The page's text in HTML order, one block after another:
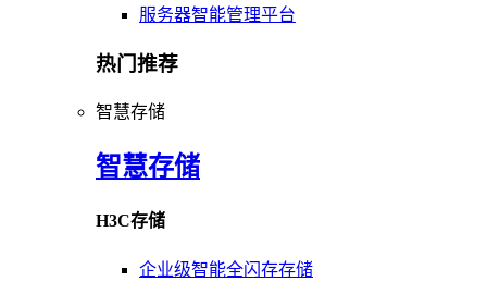
服务器智能管理平台
热门推荐
智慧存储
智慧存储
H3C存储
企业级智能全闪存存储